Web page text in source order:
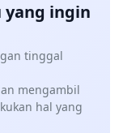
yang ingin
tinggal
mengambil
hal yang